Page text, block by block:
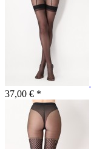
37,00 € *